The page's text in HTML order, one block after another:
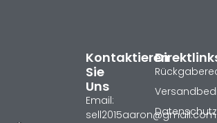
Kontaktieren
Sie
Uns
Email:
sell2015aaron@gmail.com